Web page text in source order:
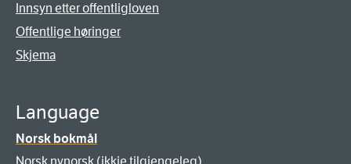
Innsyn etter offentligloven
Offentlige høringer
Skjema
Language
Norsk bokmål